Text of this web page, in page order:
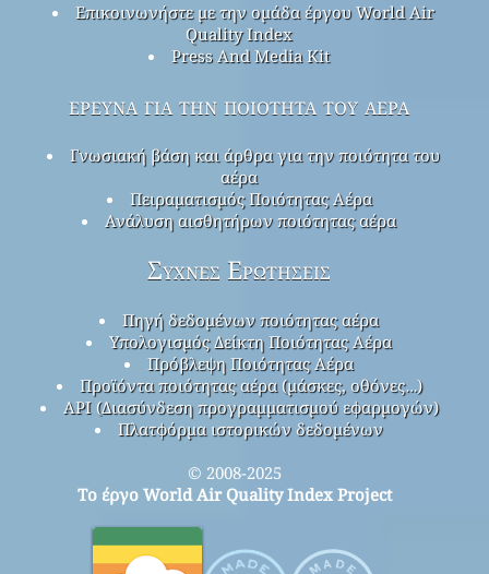
Επικοινωνήστε με την ομάδα έργου World Air
Quality Index
Press And Media Kit
έρευνα για την ποιότητα του αέρα
Γνωσιακή βάση και άρθρα για την ποιότητα του
αέρα
Πειραματισμός Ποιότητας Αέρα
Ανάλυση αισθητήρων ποιότητας αέρα
Συχνές Ερωτήσεις
Πηγή δεδομένων ποιότητας αέρα
Υπολογισμός Δείκτη Ποιότητας Αέρα
Πρόβλεψη Ποιότητας Αέρα
Προϊόντα ποιότητας αέρα (μάσκες, οθόνες…)
API (Διασύνδεση προγραμματισμού εφαρμογών)
Πλατφόρμα ιστορικών δεδομένων
© 2008-2025
Το έργο World Air Quality Index Project